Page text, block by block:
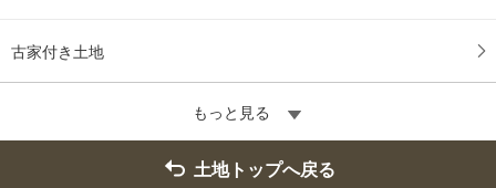
古家付き土地
もっと見る
土地トップへ戻る